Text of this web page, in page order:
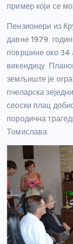
пример који се
Пензионери из
давне 1979.
површине око 34
викендицу.
земљиште је
пчеларска
сеоски плац
породична
Томислава.